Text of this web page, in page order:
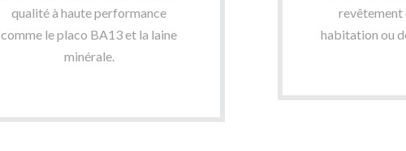
qualité à haute performance
comme le placo BA13 et la laine
minérale.
revêtement
habitation ou